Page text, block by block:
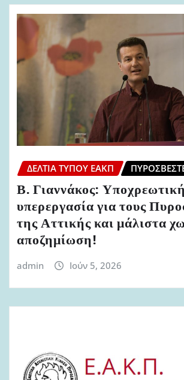
ΔΕΛΤΊΑ ΤΎΠΟΥ ΕΑΚΠ
Β. Γιαννάκος: Υποχρεωτική
υπερεργασία για τους
της Αττικής και μάλιστα
αποζημίωση!
admin Ιούν 5, 2026